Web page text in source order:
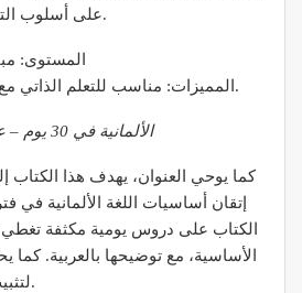
على أسلوب التعلم من خلال الممارسة.
المستوى:
المميزات: مناسب للتعلم الذاتي مع شروحات عملية.
الألمانية في 30 يوم – عبد السلام مبارك
كما يوحي العنوان، يهدف هذا الكتاب
إتقان أساسيات اللغة الألمانية في
الكتاب على دروس يومية مكثفة تغطي
الأساسية، مع توضيحها بالعربية. كما
لتثبيت المعلومات المكتسبة.